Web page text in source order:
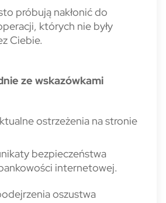
próbują nakłonić do
których nie były
Ciebie.
ze wskazówkami
ostrzeżenia na stronie
bezpieczeństwa
internetowej.
oszustwa